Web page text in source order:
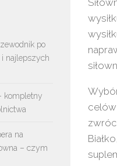
po
najlepszych
kompletny
na
– czym